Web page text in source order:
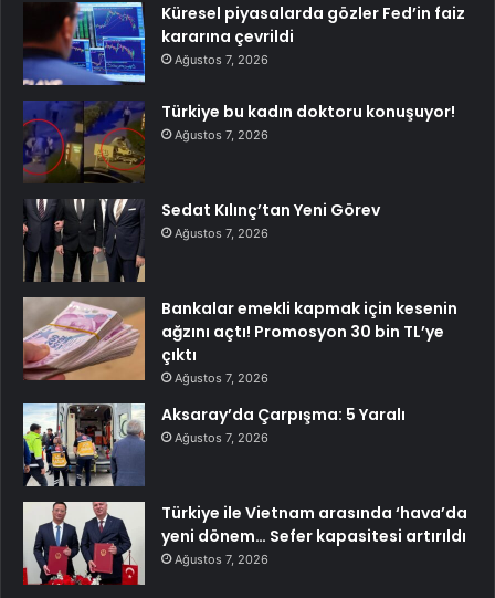
Küresel piyasalarda gözler Fed’in faiz
kararına çevrildi
Ağustos 7, 2026
Türkiye bu kadın doktoru konuşuyor!
Ağustos 7, 2026
Sedat Kılınç’tan Yeni Görev
Ağustos 7, 2026
Bankalar emekli kapmak için kesenin
ağzını açtı! Promosyon 30 bin TL’ye
çıktı
Ağustos 7, 2026
Aksaray’da Çarpışma: 5 Yaralı
Ağustos 7, 2026
Türkiye ile Vietnam arasında ‘hava’da
yeni dönem… Sefer kapasitesi artırıldı
Ağustos 7, 2026